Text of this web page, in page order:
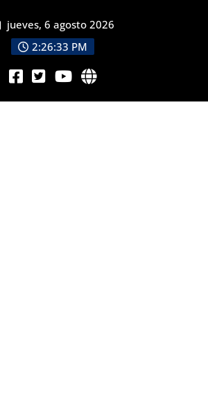
jueves, 6 agosto 2026
2:26:35 PM